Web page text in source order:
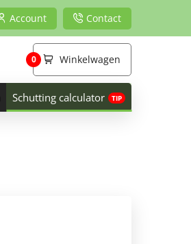
Account Contact
Winkelwagen
0
Schutting calculator